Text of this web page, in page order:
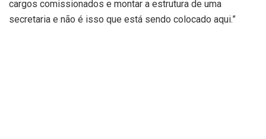
cargos comissionados e montar a estrutura de uma
secretaria e não é isso que está sendo colocado aqui.”